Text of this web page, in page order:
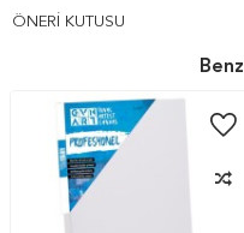
ÖNERI KUTUSU